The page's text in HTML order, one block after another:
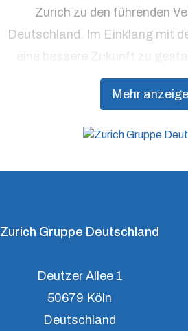
Mehr
Zurich zu den führenden
Deutschland. Im Einklang mit
eine bessere Zukunft zu
Präventionsdienstleistungen
Versicherungsprodukte
Zurich Gruppe Deutschland
Deutzer Allee 1
50679 Köln
Deutschland